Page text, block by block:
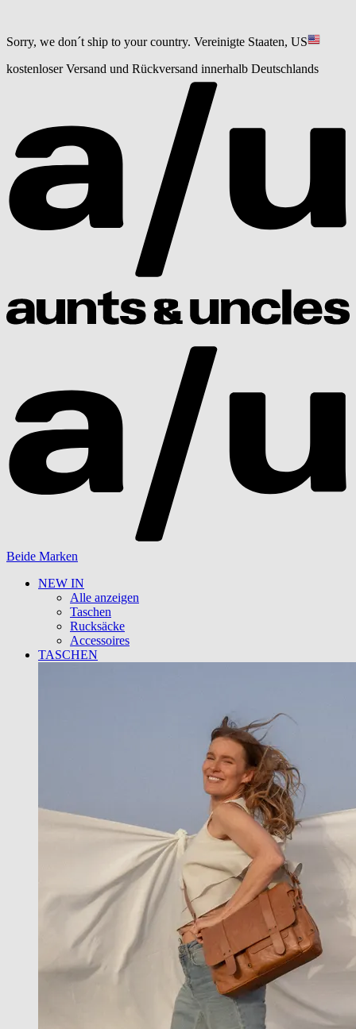
Sorry, we don´t ship to your country. Vereinigte Staaten, US
kostenloser Versand und Rückversand innerhalb Deutschlands
Beide Marken
NEW IN
Alle anzeigen
Taschen
Rucksäcke
Accessoires
TASCHEN